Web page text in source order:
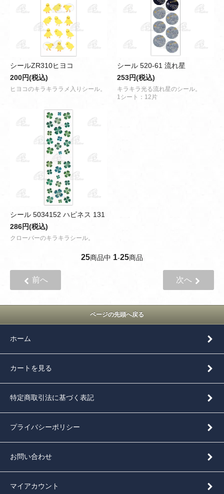
シールZR310ヒヨコ
200円(税込)
ヒヨコのキラキララメ入りシール。
シール 520-61 流れ星
253円(税込)
キラキラ光る流れ星のシール。
1シート：12片
シール 5034152 ハピネス 131
286円(税込)
クローバーのキラキラシール。
25商品中 1-25商品
前へ 次へ
ページの先頭へ戻る
ホーム
カートを見る
特定商取引法に基づく表記
プライバシーポリシー
お問い合わせ
マイアカウント